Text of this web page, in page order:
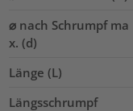
⌀ nach Schrumpf ma
x. (d)
Länge (L)
Längsschrumpf